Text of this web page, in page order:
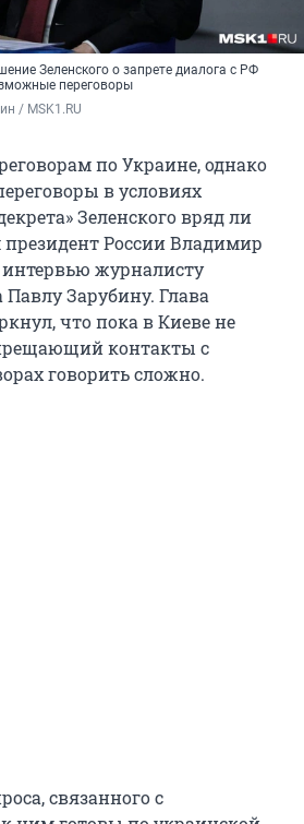
Зеленского о запрете диалога с РФ
переговоры
/ MSK1.RU
по Украине, однако
в условиях
Зеленского вряд ли
России Владимир
интервью журналисту
Павлу Зарубину. Глава
что пока в Киеве не
контакты с
говорить сложно.
связанного с